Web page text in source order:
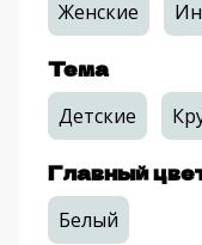
Футболка
оверсайз